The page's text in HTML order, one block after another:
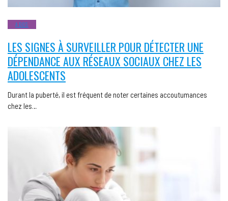
ADOS
LES SIGNES À SURVEILLER POUR DÉTECTER UNE
DÉPENDANCE AUX RÉSEAUX SOCIAUX CHEZ LES
ADOLESCENTS
Durant la puberté, il est fréquent de noter certaines accoutumances
chez les…